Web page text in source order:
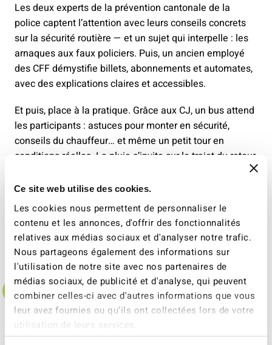
Ce site web utilise des cookies.
Les cookies nous permettent de personnaliser le
contenu et les annonces, d'offrir des fonctionnalités
relatives aux médias sociaux et d'analyser notre trafic.
Nous partageons également des informations sur
l'utilisation de notre site avec nos partenaires de
médias sociaux, de publicité et d'analyse, qui peuvent
combiner celles-ci avec d'autres informations que vous
leur avez fournies ou qu'ils ont collectées lors de votre
utilisation de leurs services.
Les deux experts de la prévention cantonale de la
police captent l’attention avec leurs conseils concrets
sur la sécurité routière — et un sujet qui interpelle : les
arnaques aux faux policiers. Puis, un ancien employé
des CFF démystifie billets, abonnements et automates,
avec des explications claires et accessibles.
Et puis, place à la pratique. Grâce aux CJ, un bus attend
les participants : astuces pour monter en sécurité,
conseils du chauffeur… et même un petit tour en
conditions réelles. La pluie s’invite sur le trajet du retour,
termine la visite à la gare avec des conseil sécurité sur
le terrain et une démonstration de l'utilisation de
l'automate.
Un après-midi riche, convivial et utile, qui montre que la
mobilité, ça s’apprend… et surtout, ça se partage.
Envie de participer ou
d’organiser un cours ?